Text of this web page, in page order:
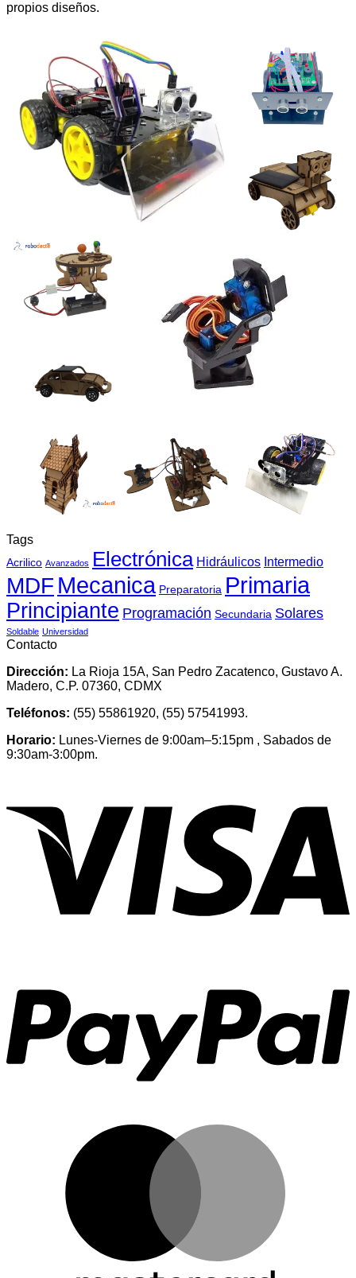
propios diseños.
Tags
Acrilico Avanzados Electrónica Hidráulicos Intermedio
MDF Mecanica Preparatoria Primaria
Principiante Programación Secundaria Solares
Soldable Universidad
Contacto
Dirección: La Rioja 15A, San Pedro Zacatenco, Gustavo A.
Madero, C.P. 07360, CDMX
Teléfonos: (55) 55861920, (55) 57541993.
Horario: Lunes-Viernes de 9:00am–5:15pm , Sabados de
9:30am-3:00pm.